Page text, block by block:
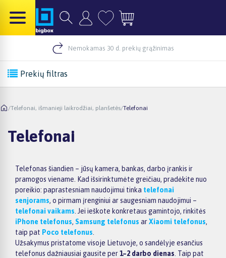
Nemokamas 30 d. prekių grąžinimas
Prekių filtras
/Telefonai, išmanieji laikrodžiai, planšetės/Telefonai
Telefonai
Telefonas šiandien – jūsų kamera, bankas, darbo įrankis ir
pramogos viename. Kad išsirinktumėte greičiau, pradėkite nuo
poreikio: paprastesniam naudojimui tinka telefonai
senjorams, o pirmam įrenginiui ar saugesniam naudojimui –
telefonai vaikams . Jei ieškote konkretaus gamintojo, rinkitės
iPhone telefonus, Samsung telefonus arXiaomi telefonus,
taip pat Poco telefonus
Užsakymus pristatome visoje Lietuvoje, o sandėlyje esančius
telefonus dažniausiai gausite per1–2 darbo dienas . Taip pat